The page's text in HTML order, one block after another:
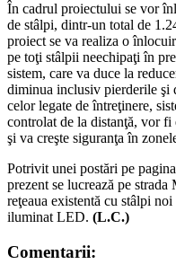
În cadrul proiectului se vor
de stâlpi, dintr-un total de
proiect se va realiza o
pe toţi stâlpii neechipaţi în
sistem, care va duce la
diminua inclusiv pierderile şi
celor legate de întreţinere,
controlat de la distanţă, vor
şi va creşte siguranţa în
Potrivit unei postări pe
prezent se lucrează pe
reţeaua existentă cu stâlpi
iluminat LED. (L.C.)
Comentarii: